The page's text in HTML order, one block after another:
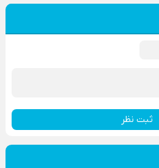
ثبت نظر